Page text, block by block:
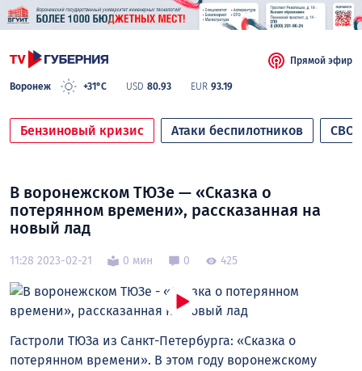
Воронеж +31°C USD 80.93 EUR 93.19
Прямой эфир
Бензиновый кризис Атаки беспилотников СВО
В воронежском ТЮЗе — «Сказка о
потерянном времени», рассказанная на
новый лад
11:28 2023-02-21 0 мин 0 425
Гастроли ТЮЗа из Санкт-Петербурга: «Сказка о
потерянном времени». В этом году воронежскому